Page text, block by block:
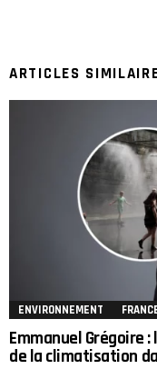
ARTICLES
ENVIRONNEMENT
Emmanuel Grégoire
de la climatisation